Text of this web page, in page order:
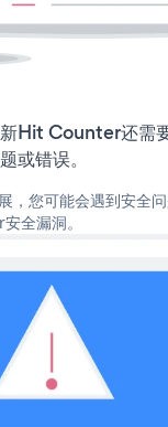
Hit Counter还需
或错误。
，您可能会遇到安全
全漏洞。